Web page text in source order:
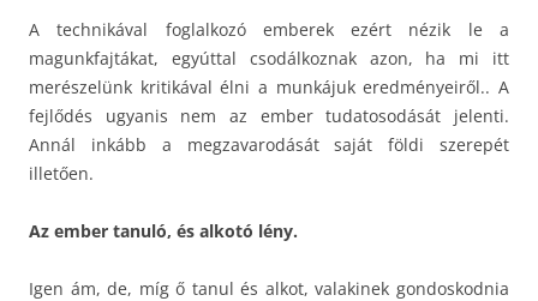
A technikával foglalkozó emberek ezért nézik le a
magunkfajtákat, egyúttal csodálkoznak azon, ha mi itt
merészelünk kritikával élni a munkájuk eredményeiről.. A
fejlődés ugyanis nem az ember tudatosodását jelenti.
Annál inkább a megzavarodását saját földi szerepét
illetően.
Az ember tanuló, és alkotó lény.
Igen ám, de, míg ő tanul és alkot, valakinek gondoskodnia